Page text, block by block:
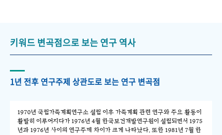
키워드 변곡점으로 보는 연구 역사
1년 전후 연구주제 상관도로 보는 연구 변곡점
1970년 국립가족계획연구소 설립 이후 가족계획 관련 연구와 주요 활동이
활발히 이루어지다가 1976년 4월 한국보건개발연구원이 설립되면서 1975
년과 1976년 사이의 연구주제 차이가 크게 나타났다. 또한 1981년 7월 한